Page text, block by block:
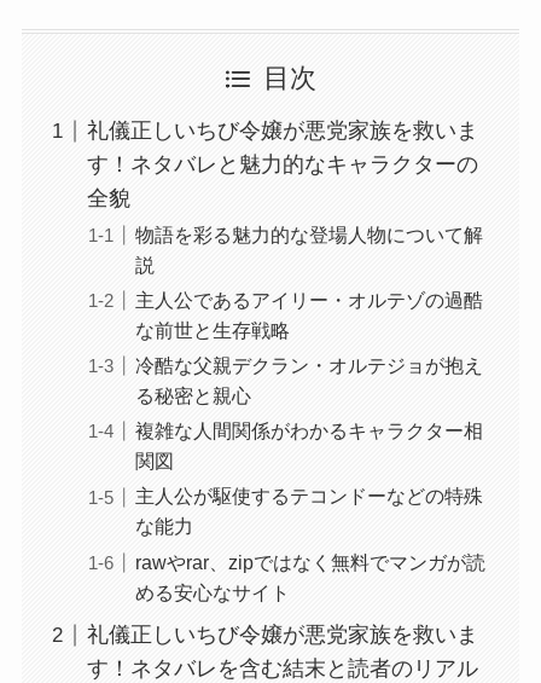
目次
礼儀正しいちび令嬢が悪党家族を救いま
す！ネタバレと魅力的なキャラクターの
全貌
物語を彩る魅力的な登場人物について解
説
主人公であるアイリー・オルテゾの過酷
な前世と生存戦略
冷酷な父親デクラン・オルテジョが抱え
る秘密と親心
複雑な人間関係がわかるキャラクター相
関図
主人公が駆使するテコンドーなどの特殊
な能力
rawやrar、zipではなく無料でマンガが読
める安心なサイト
礼儀正しいちび令嬢が悪党家族を救いま
す！ネタバレを含む結末と読者のリアル